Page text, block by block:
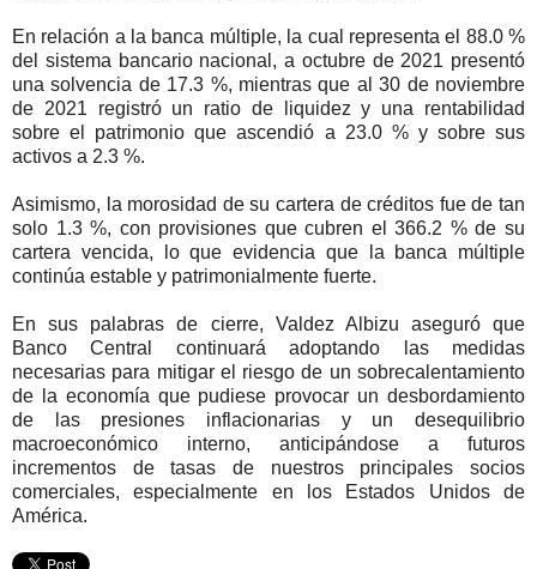
En relación a la banca múltiple, la cual representa el 88.0 %
del sistema bancario nacional, a octubre de 2021 presentó
una solvencia de 17.3 %, mientras que al 30 de noviembre
de 2021 registró un ratio de liquidez y una rentabilidad
sobre el patrimonio que ascendió a 23.0 % y sobre sus
activos a 2.3 %.
Asimismo, la morosidad de su cartera de créditos fue de tan
solo 1.3 %, con provisiones que cubren el 366.2 % de su
cartera vencida, lo que evidencia que la banca múltiple
continúa estable y patrimonialmente fuerte.
En sus palabras de cierre, Valdez Albizu aseguró que
Banco Central continuará adoptando las medidas
necesarias para mitigar el riesgo de un sobrecalentamiento
de la economía que pudiese provocar un desbordamiento
de las presiones inflacionarias y un desequilibrio
macroeconómico interno, anticipándose a futuros
incrementos de tasas de nuestros principales socios
comerciales, especialmente en los Estados Unidos de
América.